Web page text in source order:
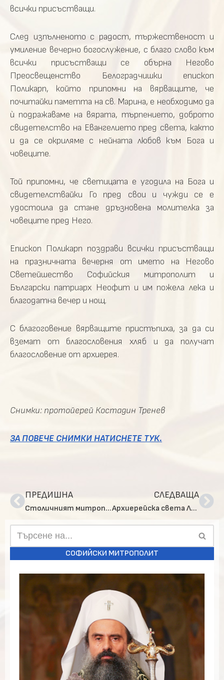
всички присъстващи.
След изпълненото с радост, тържественост и
умиление вечерно богослужение, с благо слово към
всички присъстващи се обърна Негово
Преосвещенство Белоградчишки епископ
Поликарп, който припомни на вярващите, че
почитайки паметта на св. Марина, е необходимо да
ѝ подражаваме на вярата, търпението, доброто
свидетелство на Евангелието пред света, както
и да се окриляме с нейната любов към Бога и
човеците.
Той припомни, че светицата е угодила на Бога и
свидетелствайки Го пред свои и чужди се е
удостоила да стане дръзновена молителка за
човеците пред Него.
Епископ Поликарп поздрави всички присъстващи
на празничната вечерня от името на Негово
Светейшество Софийския митрополит и
Български патриарх Неофит и им пожела лека и
благодатна вечер и нощ.
С благоговение вярващите пристъпиха, за да си
вземат от благословения хляб и да получат
благословение от архиерея.
Снимки: протойерей Костадин Тренев
ЗА ПОВЕЧЕ СНИМКИ НАТИСНЕТЕ ТУК.
ПРЕДИШНА
Столичният митрополитски храм „Св. вмчца Марина“ тържествено отпразнува храмовия си празник
СЛЕДВАЩА
Архиерейска света Литургия с две ръкоположения в старинния столичен храм „Св. София“
СОФИЙСКИ МИТРОПОЛИТ